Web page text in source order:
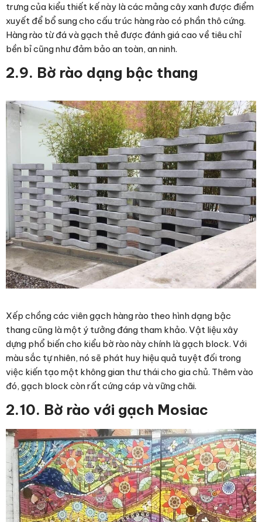
trưng của kiểu thiết kế này là các mảng cây xanh được điểm
xuyết để bổ sung cho cấu trúc hàng rào có phần thô cứng.
Hàng rào từ đá và gạch thẻ được đánh giá cao về tiêu chỉ
bền bỉ cũng như đảm bảo an toàn, an ninh.
2.9. Bờ rào dạng bậc thang
Xếp chồng các viêngạch hàng rào theo hình dạng bậc
thang cũng là một ý tưởng đáng tham khảo. Vật liệu xây
dựng phổ biến cho kiểu bờ rào này chính là gạch block. Với
màu sắc tự nhiên, nó sẽ phát huy hiệu quả tuyệt đối trong
việc kiến tạo một không gian thư thái cho gia chủ. Thêm vào
đó, gạch block còn rất cứng cáp và vững chãi.
2.10. Bờ rào với gạch Mosiac